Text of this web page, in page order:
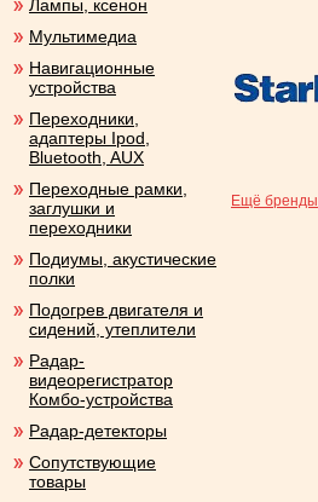
Ещё бренды
Лампы, ксенон
Мультимедиа
Навигационные
устройства
Переходники,
адаптеры Ipod,
Bluetooth, AUX
Переходные рамки,
заглушки и
переходники
Подиумы, акустические
полки
Подогрев двигателя и
сидений, утеплители
Радар-
видеорегистратор
Комбо-устройства
Радар-детекторы
Сопутствующие
товары